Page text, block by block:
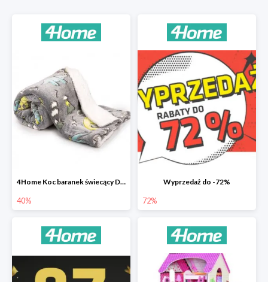
4Home Koc baranek świecący Dino
40%
Wyprzedaż do -72%
72%